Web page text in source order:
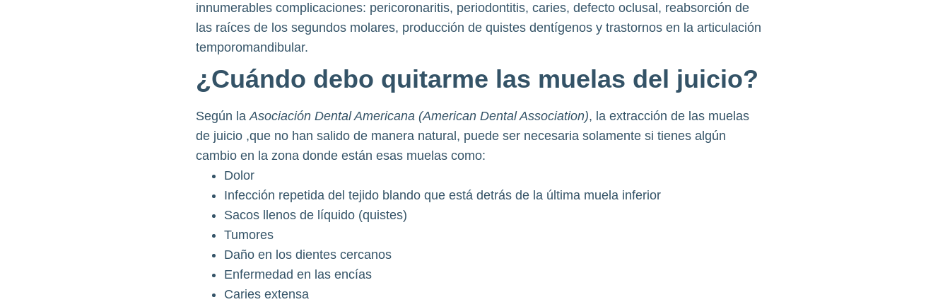
innumerables complicaciones: pericoronaritis, periodontitis, caries, defecto oclusal, reabsorción de
las raíces de los segundos molares, producción de quistes dentígenos y trastornos en la articulación
temporomandibular.
¿Cuándo debo quitarme las muelas del juicio?
Según laAsociación Dental Americana (American Dental Association), la extracción de las muelas
de juicio ,que no han salido de manera natural, puede ser necesaria solamente si tienes algún
cambio en la zona donde están esas muelas como:
Dolor
Infección repetida del tejido blando que está detrás de la última muela inferior
Sacos llenos de líquido (quistes)
Tumores
Daño en los dientes cercanos
Enfermedad en las encías
Caries extensa